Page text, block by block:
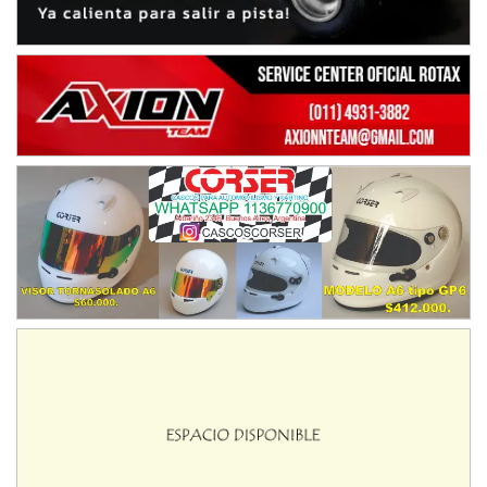
08/09-AGO
IAME SERIES ARGENTINA 6
Baradero (Buenos Aires)
Ciudad de Trenque Lauquen (Asfalto)
Trenque Lauquen (Buenos Aires)
ENTRERRIANO - F6 (POSTERGADA)
Parque de la Velocidad (Asfalto)
Villaguay (Entre Ríos)
VICTORIENSE - F7
Gral. E. Godoy (Río Negro)